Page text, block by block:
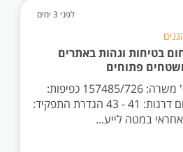
לפני 3 ימים
בטיחות וגהות באתרים
פתוחים
מכרז פנימי+ חיצוני מס' משרה: 157485/726 כפיפות:
מנהל אגף בטיחות תחום דרגות: 41 - 43 הגדרת התפקיד:
במטה לייע...